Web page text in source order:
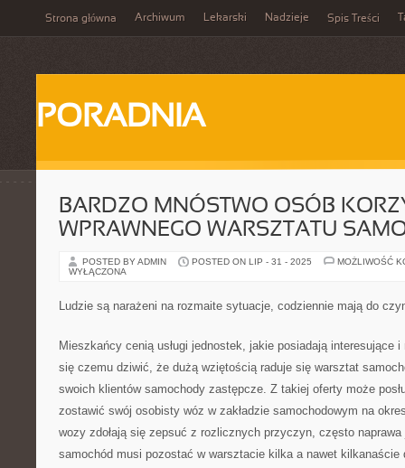
Strona główna Archiwum Lekarski Nadzieje Spis Treści
PORADNIA
BARDZO MNÓSTWO OSÓB
WPRAWNEGO WARSZTATU
POSTED BY ADMIN POSTED ON LIP - 31 - 2025
MOŻLIWOŚĆ
WYŁĄCZONA
Ludzie są narażeni na rozmaite sytuacje, codziennie mają do
Mieszkańcy cenią usługi jednostek, jakie posiadają interesujące
się czemu dziwić, że dużą wziętością raduje się warsztat
swoich klientów samochody zastępcze. Z takiej oferty może
zostawić swój osobisty wóz w zakładzie samochodowym na
wozy zdołają się zepsuć z rozlicznych przyczyn, często
samochód musi pozostać w warsztacie kilka a nawet